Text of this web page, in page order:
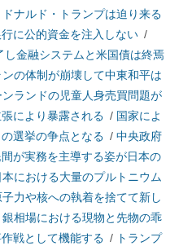
ドナルド・トランプは迫り来る
に公的資金を注入しない /
金融システムと米国債は終焉
の体制が崩壊して中東和平は
ンランドの児童人身売買問題が
により暴露される / 国家によ
選挙の争点となる / 中央政府
が実務を主導する姿が日本の
における大量のプルトニウム
子力や核への執着を捨てて新し
銀相場における現物と先物の乖
戦として機能する / トランプ